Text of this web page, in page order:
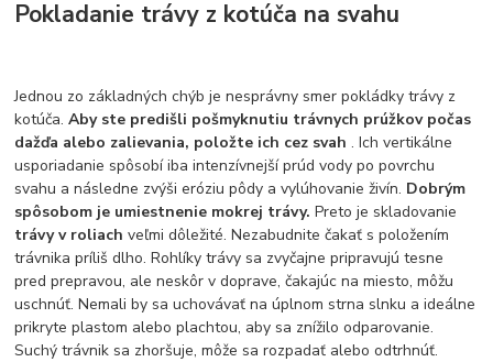
Pokladanie trávy z kotúča na svahu
Jednou zo základných chýb je nesprávny smer pokládky trávy z
kotúča.Aby ste predišli pošmyknutiu trávnych prúžkov počas
dažďa alebo zalievania, položte ich cez svah. Ich vertikálne
usporiadanie spôsobí iba intenzívnejší prúd vody po povrchu
svahu a následne zvýši eróziu pôdy a vylúhovanie živín. Dobrým
spôsobom je umiestnenie mokrej trávy.Preto je skladovanie
trávy v roliachveľmi dôležité. Nezabudnite čakať s položením
trávnika príliš dlho. Rohlíky trávy sa zvyčajne pripravujú tesne
pred prepravou, ale neskôr v doprave, čakajúc na miesto, môžu
uschnúť. Nemali by sa uchovávať na úplnom strna slnku a ideálne
prikryte plastom alebo plachtou, aby sa znížilo odparovanie.
Suchý trávnik sa zhoršuje, môže sa rozpadať alebo odtrhnúť.